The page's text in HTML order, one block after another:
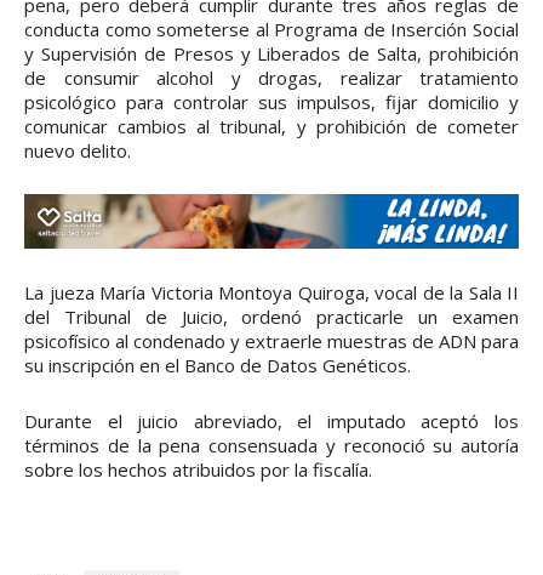
conducta como someterse al Programa de Inserción Social
y Supervisión de Presos y Liberados de Salta, prohibición
de consumir alcohol y drogas, realizar tratamiento
psicológico para controlar sus impulsos, fijar domicilio y
comunicar cambios al tribunal, y prohibición de cometer
nuevo delito.
La jueza María Victoria Montoya Quiroga, vocal de la Sala II
del Tribunal de Juicio, ordenó practicarle un examen
psicofísico al condenado y extraerle muestras de ADN para
su inscripción en el Banco de Datos Genéticos.
Durante el juicio abreviado, el imputado aceptó los
términos de la pena consensuada y reconoció su autoría
sobre los hechos atribuidos por la fiscalía.